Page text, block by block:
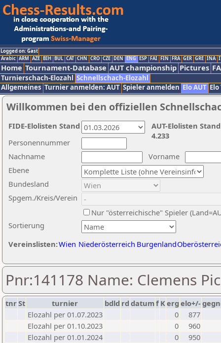
Logged on: Gast
Arabic ARM AZE BIH BUL CAT CHN CRO CZE DEN ENG ESP FAI FIN FRA GER GRE INA
Home Tournament-Database AUT championship Pictures
Turnierschach-Elozahl Schnellschach-Elozahl
Allgemeines Turnier anmelden: AUT Spieler anmelden Elo AUT
Willkommen bei den offiziellen
Nachname
Vorname
Ebene
Sortierung
Personennummer
Bundesland
Spgem./Kreis/Verein
Nur "österreichische" Spieler
Vereinslisten:Wien Niederösterreich Burgenland
AUT-Elolisten
4.233
FIDE-Elolisten Stand
Pnr:141178 Name: Clemens
tnrSt turnier bdld rd datumf Kerg elo+/-
Elozahl per 01.07.2023
0
877
Elozahl per 01.10.2023
0
960
Elozahl per 01.01.2024
0
950